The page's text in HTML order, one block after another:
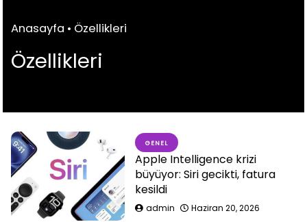
Anasayfa • Özellikleri
Özellikleri
GENEL
Apple Intelligence krizi
büyüyor: Siri gecikti, fatura
kesildi
admin Haziran 20, 2026